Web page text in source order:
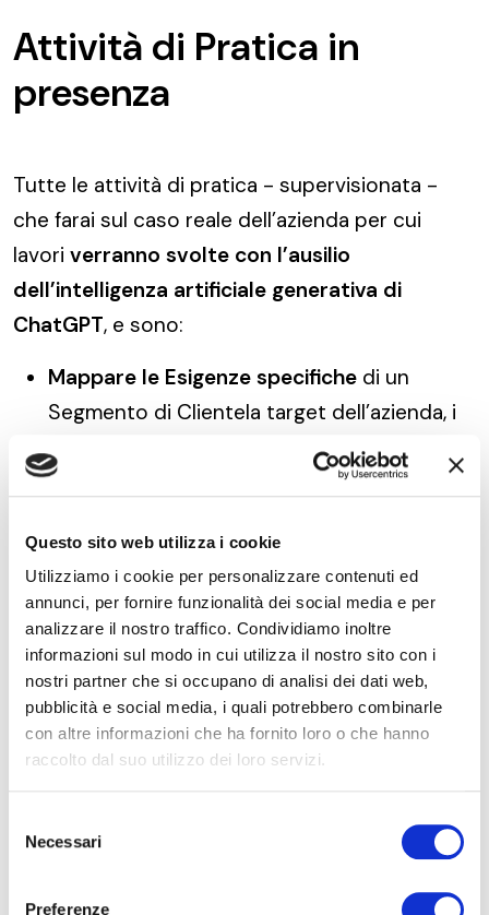
Questo sito web utilizza i cookie
Utilizziamo i cookie per personalizzare contenuti ed
annunci, per fornire funzionalità dei social media e per
analizzare il nostro traffico. Condividiamo inoltre
informazioni sul modo in cui utilizza il nostro sito con i
nostri partner che si occupano di analisi dei dati web,
pubblicità e social media, i quali potrebbero combinarle
con altre informazioni che ha fornito loro o che hanno
raccolto dal suo utilizzo dei loro servizi.
delNecessari
Preferenze
Attività di Pratica in
presenza
Tutte le attività di pratica - supervisionata -
che farai sul caso reale dell’azienda per cui
lavori verranno svolte con l’ausilio
dell’intelligenza artificiale generativa di
ChatGPT, e sono:
Mappare le Esigenze specifiche di un
Segmento di Clientela target dell’azienda, i
problemi e i criteri di soddisfazione.
Creare questionari di raccolta datie
identificare i metodi di raccolta più
appropriati per la tua azienda.
Analizzare il contesto di business
in cui le
Esigenze specifiche del Segmento di
Clientela target si manifestano e in cui
opera la tua azienda, nel presente e a 10
anni
Strategica